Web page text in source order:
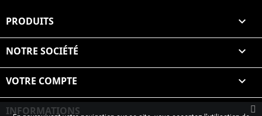
PRODUITS 
NOTRE SOCIÉTÉ 
VOTRE COMPTE 
INFORMATIONS